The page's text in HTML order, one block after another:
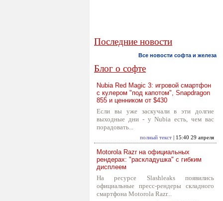
Последние новости
Все новости софта и железа
Блог о софте
Nubia Red Magic 3: игровой смартфон
с кулером "под капотом", Snapdragon
855 и ценником от $430
Если вы уже заскучали в эти долгие
выходные дни - у Nubia есть, чем вас
порадовать...
полный текст | 15:40 29 апреля
Motorola Razr на официальных
рендерах: "раскладушка" с гибким
дисплеем
На ресурсе Slashleaks появились
официальные пресс-рендеры складного
смартфона Motorola Razr...